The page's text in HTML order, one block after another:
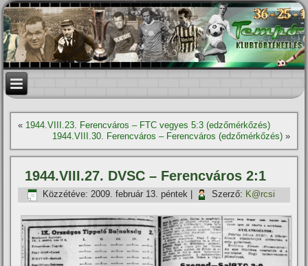
« 1944.VIII.23. Ferencváros – FTC vegyes 5:3 (edzőmérkőzés)
1944.VIII.30. Ferencváros – Ferencváros (edzőmérkőzés)»
1944.VIII.27. DVSC – Ferencváros 2:1
Közzétéve: 2009. február 13. péntek Szerző: K@rcsi